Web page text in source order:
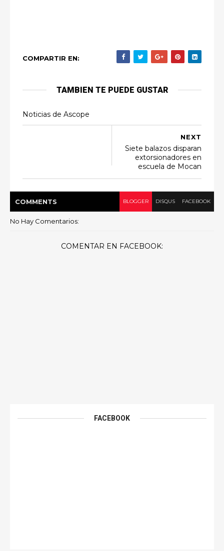
COMPARTIR EN:
TAMBIEN TE PUEDE GUSTAR
Noticias de Ascope
NEXT
Siete balazos disparan
extorsionadores en
escuela de Mocan
COMMENTS BLOGGER DISQUS FACEBOOK
No Hay Comentarios:
COMENTAR EN FACEBOOK:
FACEBOOK